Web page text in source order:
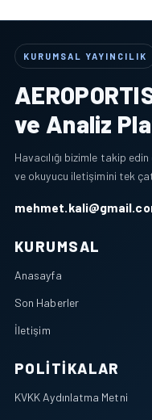
KURUMSAL YAYINCILIK
ve Analiz
Havacılığı bizimle takip
ve okuyucu iletişimini tek
KURUMSAL
Anasayfa
Son Haberler
İletişim
POLITIKALAR
KVKK Aydınlatma Metni